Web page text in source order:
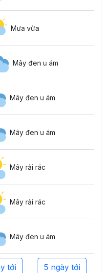
Mưa vừa
Mây đen u ám
Mây đen u ám
Mây đen u ám
Mây rải rác
Mây rải rác
Mây đen u ám
tới 5 ngày tới